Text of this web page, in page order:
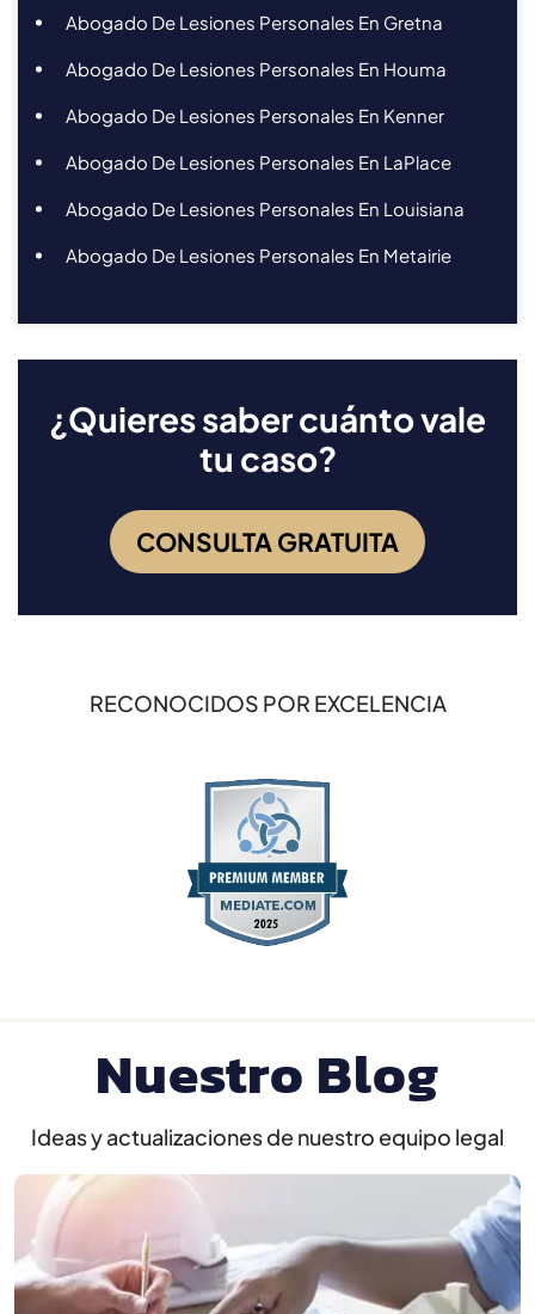
Abogado De Lesiones Personales En Gretna
Abogado De Lesiones Personales En Houma
Abogado De Lesiones Personales En Kenner
Abogado De Lesiones Personales En LaPlace
Abogado De Lesiones Personales En Louisiana
Abogado De Lesiones Personales En Metairie
¿Quieres saber cuánto vale
tu caso?
CONSULTA GRATUITA
RECONOCIDOS POR EXCELENCIA
Nuestro Blog
Ideas y actualizaciones de nuestro equipo legal